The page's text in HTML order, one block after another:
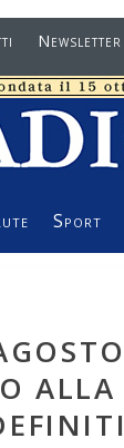
Newsletter
Sport